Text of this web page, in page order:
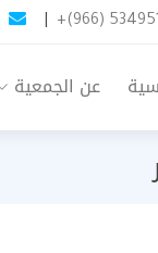
+(966)
عن الجمعية